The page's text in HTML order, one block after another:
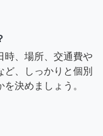
時、場所、交通費や
、しっかりと個別
決めましょう。